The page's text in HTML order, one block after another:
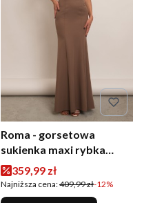
Roma - gorsetowa
sukienka maxi rybka
mokka
Cena promocyjna
359,99 zł
Najniższa cena:409,99 zł-12%